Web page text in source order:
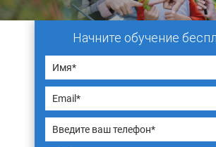
Начните обучение